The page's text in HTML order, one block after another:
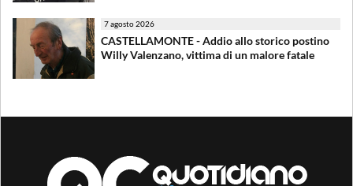
7 agosto 2026
CASTELLAMONTE - Addio allo storico postino
Willy Valenzano, vittima di un malore fatale